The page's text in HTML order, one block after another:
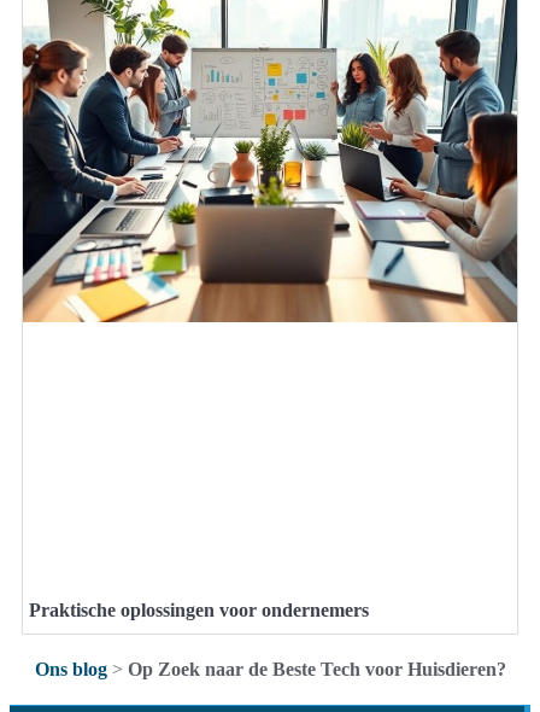
Praktische oplossingen voor ondernemers
Ons blog> Op Zoek naar de Beste Tech voor Huisdieren?